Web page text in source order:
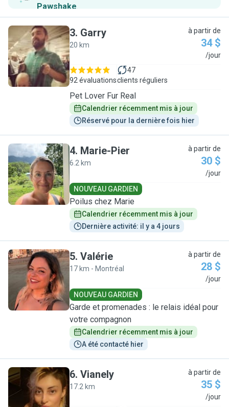
Pawshake.
G
3. Garry
20 km
à partir de
34 $
/jour
92 évaluations
47
clients réguliers
Pet Lover Fur Real
Calendrier récemment mis à jour
Réservé pour la dernière fois hier
M
4. Marie-Pier
6.2 km
à partir de
30 $
/jour
NOUVEAU GARDIEN
Poilus chez Marie
Calendrier récemment mis à jour
Dernière activité: il y a 4 jours
V
5. Valérie
17 km - Montréal
à partir de
28 $
/jour
NOUVEAU GARDIEN
Garde et promenades : le relais idéal pour
votre compagnon
Calendrier récemment mis à jour
A été contacté hier
V
6. Vianely
17.2 km
à partir de
35 $
/jour